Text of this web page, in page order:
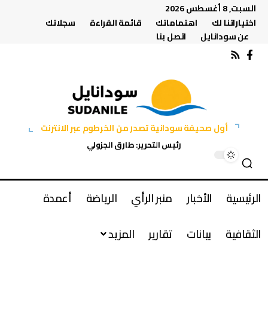
السبت, 8 أغسطس 2026
اختياراتنا لك
اهتماماتك قائمة القراءة
سجلاتك
عن سودانايل
اتصل بنا
أول صحيفة سودانية تصدر من الخرطوم عبر الانترنت
رئيس التحرير: طارق الجزولي
الرئيسية الأخبار منبر الرأي الرياضة
أعمدة
الثقافية
بيانات تقارير المزيد